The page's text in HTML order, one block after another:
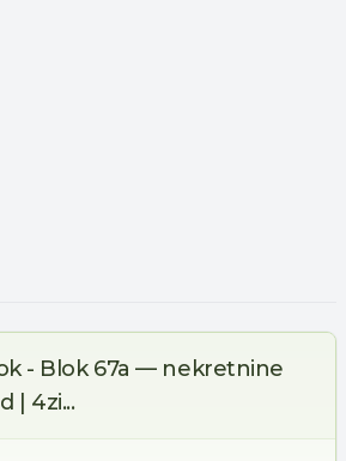
- Blok 67a — nekretnine
| 4zi...